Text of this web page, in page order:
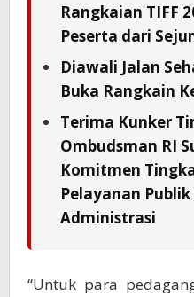
Rangkaian TIFF
Peserta dari
Diawali Jalan
Buka Rangkain
Terima Kunker
Ombudsman RI
Komitmen
Pelayanan
Administrasi
“Untuk para